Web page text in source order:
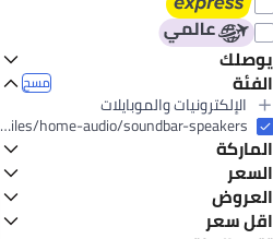
يوصلك
اليوم
الفئة مسح
الإلكترونيات والموبايلات
الكل الإلكترونيات والموبايلات
أجهزة الصوت المنزلية
الكل أجهزة الصوت المنزلية
مكبرات الصوت Soundbar
electronics-and-mobiles/home-audio/soundbar-speakers
الماركة
سامسونج
إل جي
السعر
عرض التنائج العروض
عرض
اقل سعر